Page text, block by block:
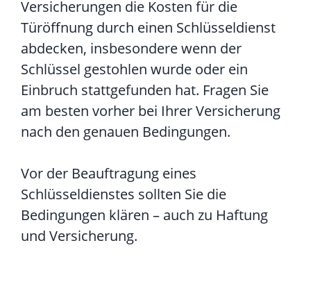
Versicherungen die Kosten für die
Türöffnung durch einen Schlüsseldienst
abdecken, insbesondere wenn der
Schlüssel gestohlen wurde oder ein
Einbruch stattgefunden hat. Fragen Sie
am besten vorher bei Ihrer Versicherung
nach den genauen Bedingungen.
Vor der Beauftragung eines
Schlüsseldienstes sollten Sie die
Bedingungen klären – auch zu Haftung
und Versicherung.